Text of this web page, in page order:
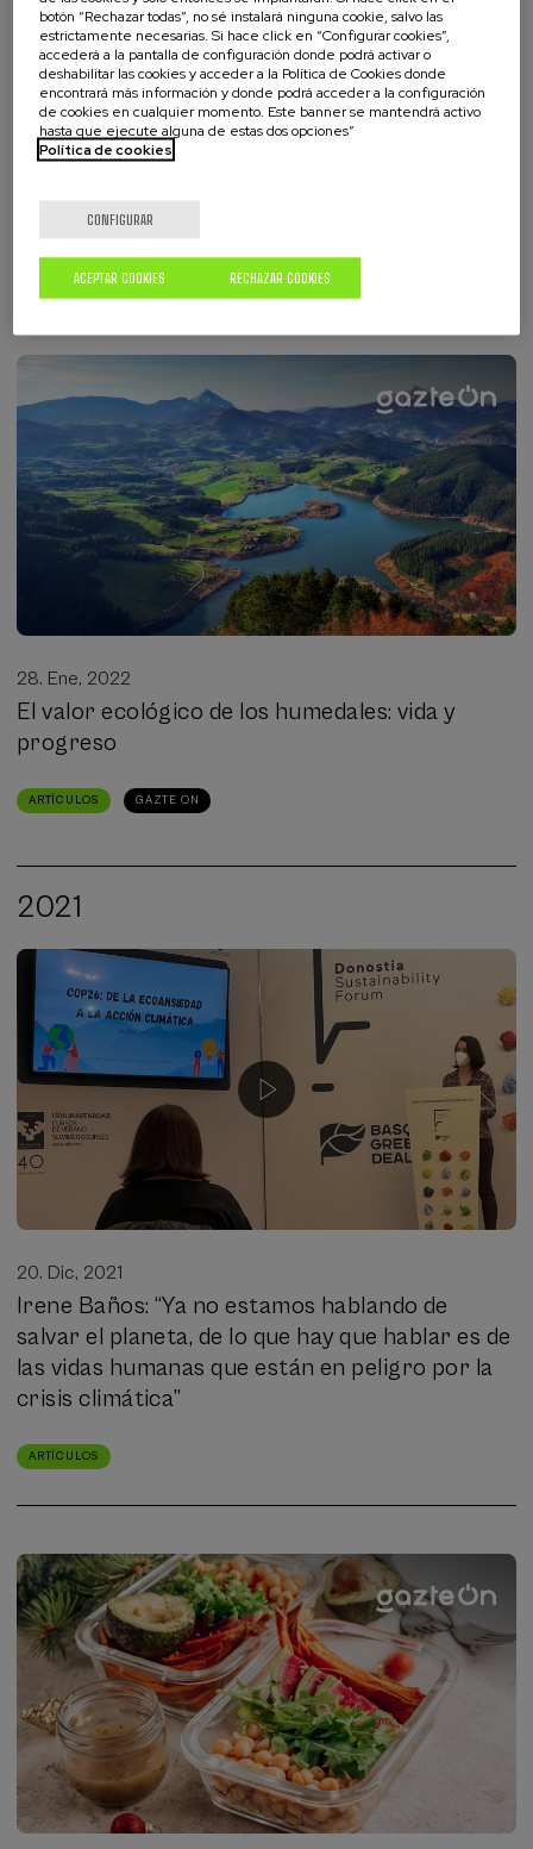
18. Feb, 2022
Ártico y cambio climático
ARTÍCULOS GAZTE ON
28. Ene, 2022
El valor ecológico de los humedales: vida y
progreso
ARTÍCULOS GAZTE ON
2021
20. Dic, 2021
Irene Baños: “Ya no estamos hablando de
salvar el planeta, de lo que hay que hablar es de
las vidas humanas que están en peligro por la
crisis climática”
ARTÍCULOS
botón “Rechazar todas”, no sé instalará ninguna cookie, salvo las
estrictamente necesarias. Si hace click en “Configurar cookies”,
accederá a la pantalla de configuración donde podrá activar o
deshabilitar las cookies y acceder a la Política de Cookies donde
encontrará más información y donde podrá acceder a la configuración
de cookies en cualquier momento. Este banner se mantendrá activo
hasta que ejecute alguna de estas dos opciones”
Política de cookies
CONFIGURAR
RECHAZAR COOKIES
ACEPTAR COOKIES